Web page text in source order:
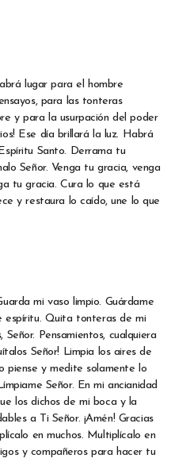
lugar para el hombre
para las tonteras
y para la usurpación del poder
Ese día brillará la luz. Habrá
Santo. Derrama tu
Señor. Venga tu gracia, venga
tu gracia. Cura lo que está
y restaura lo caído, une lo que
mi vaso limpio. Guárdame
espíritu. Quita tonteras de mi
Pensamientos, cualquiera
Señor! Limpia los aires de
piense y medite solamente lo
Señor. En mi ancianidad
los dichos de mi boca y la
a Ti Señor. ¡Amén! Gracias
en muchos. Multiplícalo en
y compañeros para hacer tu